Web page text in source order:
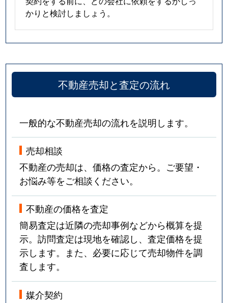
かりと検討しましょう。
不動産売却と査定の流れ
一般的な不動産売却の流れを説明します。
売却相談
不動産の売却は、価格の査定から。ご要望・
お悩み等をご相談ください。
不動産の価格を査定
簡易査定は近隣の売却事例などから概算を提
示。訪問査定は現地を確認し、査定価格を提
示します。また、必要に応じて売却物件を調
査します。
媒介契約